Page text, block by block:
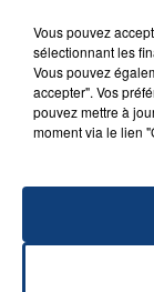
20 juillet 2026
UNE
La famille a
reconnu sa
excuses.
TITRES
Vous pouvez
sélectionnant les
Vous pouvez
accepter". Vos
pouvez mettre à
moment via le lien